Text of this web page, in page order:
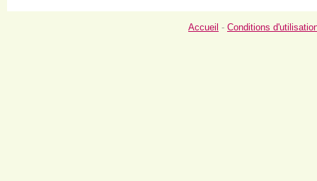
Accueil - Conditions